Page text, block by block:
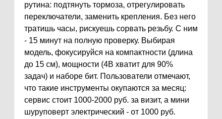
рутина: подтянуть тормоза, отрегулировать
переключатели, заменить крепления. Без него
тратишь часы, рискуешь сорвать резьбу. С ним
- 15 минут на полную проверку. Выбирая
модель, фокусируйся на компактности (длина
до 15 см), мощности (4В хватит для 90%
задач) и наборе бит. Пользователи отмечают,
что такие инструменты окупаются за месяц:
сервис стоит 1000-2000 руб. за визит, а мини
шуруповерт электрический - от 1000 руб.